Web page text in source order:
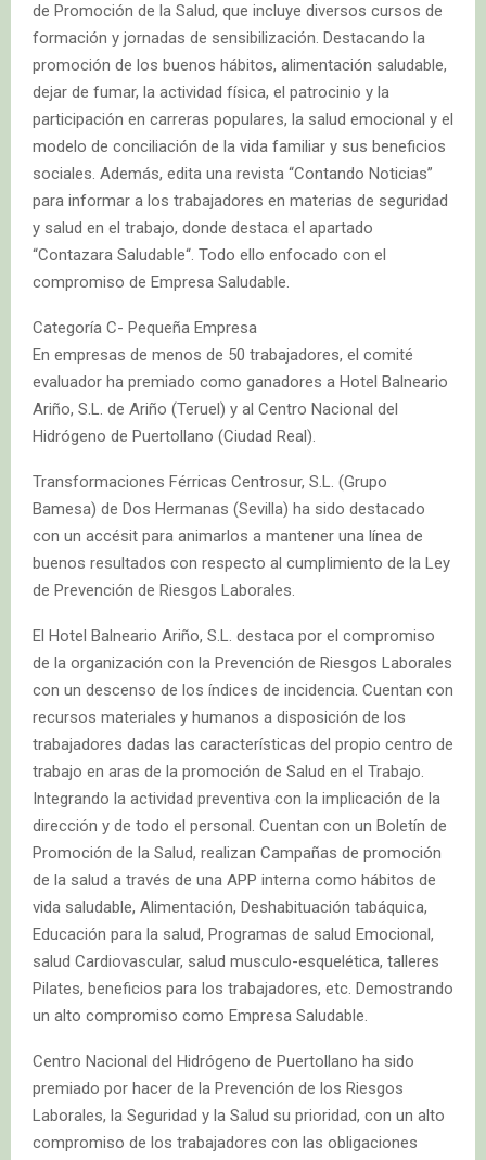
de Promoción de la Salud, que incluye diversos cursos de
formación y jornadas de sensibilización. Destacando la
promoción de los buenos hábitos, alimentación saludable,
dejar de fumar, la actividad física, el patrocinio y la
participación en carreras populares, la salud emocional y el
modelo de conciliación de la vida familiar y sus beneficios
sociales. Además, edita una revista “Contando Noticias”
para informar a los trabajadores en materias de seguridad
y salud en el trabajo, donde destaca el apartado
“Contazara Saludable“. Todo ello enfocado con el
compromiso de Empresa Saludable.
Categoría C- Pequeña Empresa
En empresas de menos de 50 trabajadores, el comité
evaluador ha premiado como ganadores a Hotel Balneario
Ariño, S.L. de Ariño (Teruel) y al Centro Nacional del
Hidrógeno de Puertollano (Ciudad Real).
Transformaciones Férricas Centrosur, S.L. (Grupo
Bamesa) de Dos Hermanas (Sevilla) ha sido destacado
con un accésit para animarlos a mantener una línea de
buenos resultados con respecto al cumplimiento de la Ley
de Prevención de Riesgos Laborales.
El Hotel Balneario Ariño, S.L. destaca por el compromiso
de la organización con la Prevención de Riesgos Laborales
con un descenso de los índices de incidencia. Cuentan con
recursos materiales y humanos a disposición de los
trabajadores dadas las características del propio centro de
trabajo en aras de la promoción de Salud en el Trabajo.
Integrando la actividad preventiva con la implicación de la
dirección y de todo el personal. Cuentan con un Boletín de
Promoción de la Salud, realizan Campañas de promoción
de la salud a través de una APP interna como hábitos de
vida saludable, Alimentación, Deshabituación tabáquica,
Educación para la salud, Programas de salud Emocional,
salud Cardiovascular, salud musculo-esquelética, talleres
Pilates, beneficios para los trabajadores, etc. Demostrando
un alto compromiso como Empresa Saludable.
Centro Nacional del Hidrógeno de Puertollano ha sido
premiado por hacer de la Prevención de los Riesgos
Laborales, la Seguridad y la Salud su prioridad, con un alto
compromiso de los trabajadores con las obligaciones